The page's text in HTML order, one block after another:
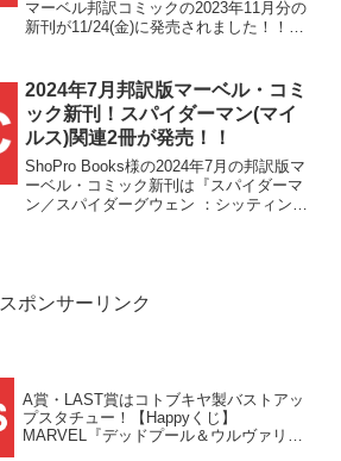
マーベル邦訳コミックの2023年11月分の
新刊が11/24(金)に発売されました！！今
ク』の2冊です！！
2024年7月邦訳版マーベル・コミ
ック新刊！スパイダーマン(マイ
ルス)関連2冊が発売！！
ShoPro Books様の2024年7月の邦訳版マ
ーベル・コミック新刊は『スパイダーマ
ン／スパイダーグウェン ：シッティン
スポンサーリンク
A賞・LAST賞はコトブキヤ製バストアッ
プスタチュー！【Happyくじ】
MARVEL『デッドプール＆ウルヴァリ